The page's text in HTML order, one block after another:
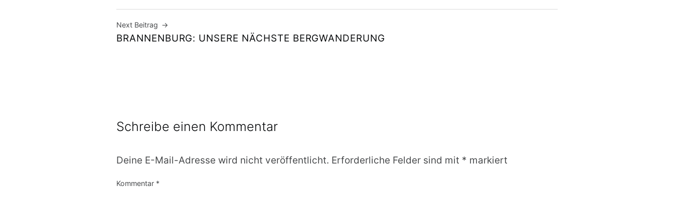
Next Beitrag
BRANNENBURG: UNSERE NÄCHSTE BERGWANDERUNG
Schreibe einen Kommentar
Deine E-Mail-Adresse wird nicht veröffentlicht. Erforderliche Felder sind mit * markiert
Kommentar *